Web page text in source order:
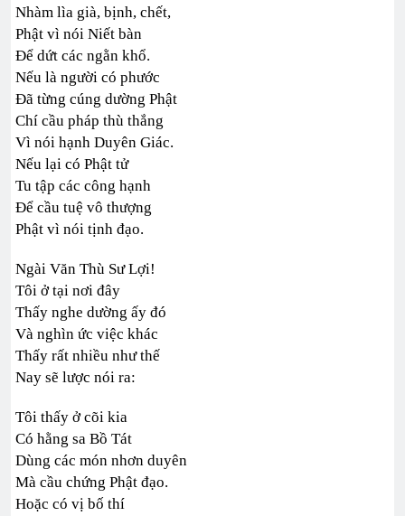
Nhàm lìa già, bịnh, chết,
Phật vì nói Niết bàn
Để dứt các ngằn khổ.
Nếu là người có phước
Đã từng cúng dường Phật
Chí cầu pháp thù thắng
Vì nói hạnh Duyên Giác.
Nếu lại có Phật tử
Tu tập các công hạnh
Để cầu tuệ vô thượng
Phật vì nói tịnh đạo.
Ngài Văn Thù Sư Lợi!
Tôi ở tại nơi đây
Thấy nghe dường ấy đó
Và nghìn ức việc khác
Thấy rất nhiều như thế
Nay sẽ lược nói ra:
Tôi thấy ở cõi kia
Có hằng sa Bồ Tát
Dùng các món nhơn duyên
Mà cầu chứng Phật đạo.
Hoặc có vị bố thí